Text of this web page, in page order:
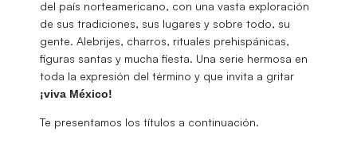
del país norteamericano, con una vasta exploración
de sus tradiciones, sus lugares y sobre todo, su
gente. Alebrijes, charros, rituales prehispánicas,
figuras santas y mucha fiesta. Una serie hermosa en
toda la expresión del término y que invita a gritar
¡viva México!
Te presentamos los títulos a continuación.